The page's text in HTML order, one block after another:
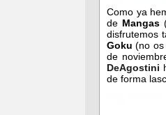
Como ya
de Mangas
disfrutemos
Goku(no os
de
DeAgostini
de forma